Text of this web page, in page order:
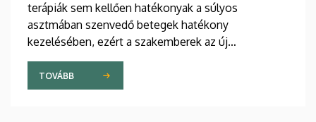
terápiák sem kellően hatékonyak a súlyos
asztmában szenvedő betegek hatékony
kezelésében, ezért a szakemberek az új
gyógyszerek kifejlesztésére irányuló kutatások
felgyorsítását sürgetik. A témában a közelmúltban
jelent meg tanulmány a világ egyik legrangosabb
TOVÁBB